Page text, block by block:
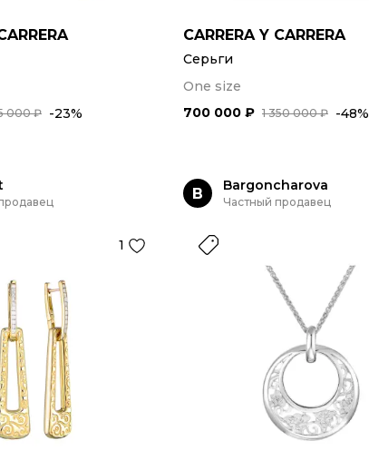
000 ₽ -23%
CARRERA Y CARRERA
Серьги
One size
1 350 000 ₽
700 000 ₽ -48%
1
B Bargoncharova
Частный продавец